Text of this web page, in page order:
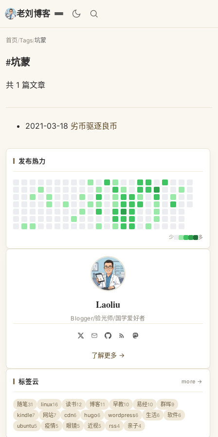
老刘博客
首页/Tags/坑蒙
#坑蒙
共 1 篇文章
2021-03-18 劣币驱逐良币
发布热力
少 多
Laoliu
Blogger/验光师/国学爱好者
了解更多 →
标签云 more →
随笔31 linux16 读书12 博客11 早教10 易经10 群晖9
kindle7 网站7 cdn6 hugo6 wordpress6 生活6 软件6
ubuntu5 疫情5 眼镜5 近视5 rss4 亲子4